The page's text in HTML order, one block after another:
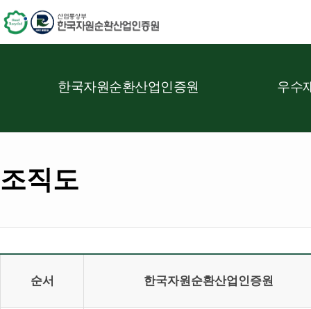
한국자원순환산업인증원 우수
조직도
순서 한국자원순환산업인증원